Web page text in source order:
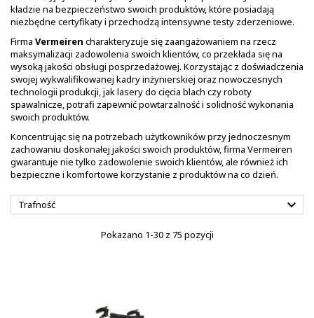
kładzie na bezpieczeństwo swoich produktów, które posiadają
niezbędne certyfikaty i przechodzą intensywne testy zderzeniowe.
Firma Vermeiren charakteryzuje się zaangażowaniem na rzecz
maksymalizacji zadowolenia swoich klientów, co przekłada się na
wysoką jakości obsługi posprzedażowej. Korzystając z doświadczenia
swojej wykwalifikowanej kadry inżynierskiej oraz nowoczesnych
technologii produkcji, jak lasery do cięcia blach czy roboty
spawalnicze, potrafi zapewnić powtarzalność i solidność wykonania
swoich produktów.
Koncentrując się na potrzebach użytkowników przy jednoczesnym
zachowaniu doskonałej jakości swoich produktów, firma Vermeiren
gwarantuje nie tylko zadowolenie swoich klientów, ale również ich
bezpieczne i komfortowe korzystanie z produktów na co dzień.
Trafność 
Pokazano 1-30 z 75 pozycji